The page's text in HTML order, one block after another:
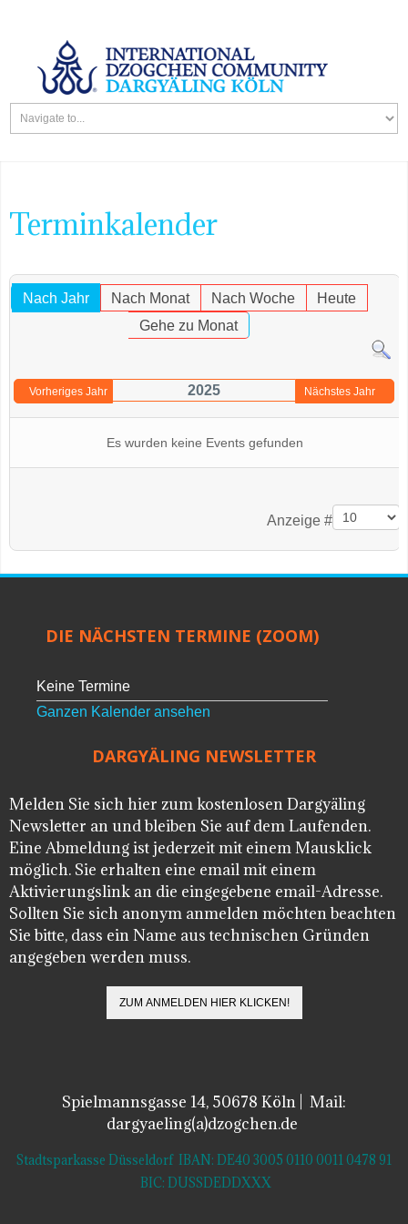
Terminkalender
Nach Jahr Nach Monat Nach Woche
Heute
Gehe zu Monat
Vorheriges Jahr 2025 Nächstes Jahr
Es wurden keine Events gefunden
Anzeige #
DIE NÄCHSTEN TERMINE (ZOOM)
Keine Termine
Ganzen Kalender ansehen
DARGYÄLING NEWSLETTER
Melden Sie sich hier zum kostenlosen Dargyäling
Newsletter an und bleiben Sie auf dem Laufenden.
Eine Abmeldung ist jederzeit mit einem Mausklick
möglich. Sie erhalten eine email mit einem
Aktivierungslink an die eingegebene email-Adresse.
Sollten Sie sich anonym anmelden möchten beachten
Sie bitte, dass ein Name aus technischen Gründen
angegeben werden muss.
Spielmannsgasse 14, 50678 Köln | Mail:
dargyaeling(a)dzogchen.de
Stadtsparkasse Düsseldorf IBAN: DE40 3005 0110 0011 0478 91
BIC: DUSSDEDDXXX